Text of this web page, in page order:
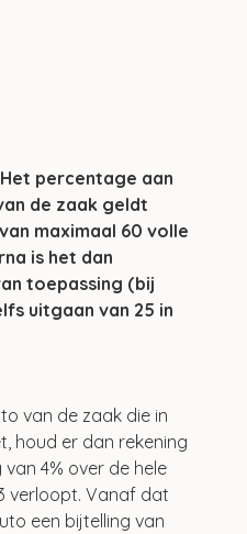
Het percentage aan
de zaak geldt
maximaal 60 volle
is het dan
toepassing (bij
uitgaan van 25 in
van de zaak die in
houd er dan rekening
4% over de hele
verloopt. Vanaf dat
een bijtelling van